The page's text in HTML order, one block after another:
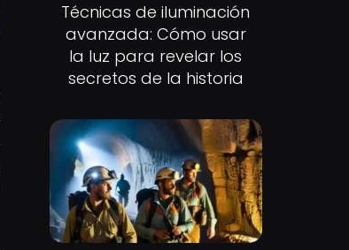
Técnicas de iluminación
avanzada: Cómo usar
la luz para revelar los
secretos de la historia